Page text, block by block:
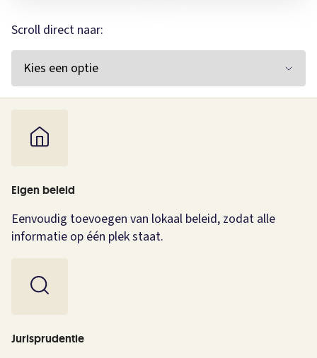
Scroll direct naar:
Eigen beleid
Eenvoudig toevoegen van lokaal beleid, zodat alle
informatie op één plek staat.
Jurisprudentie